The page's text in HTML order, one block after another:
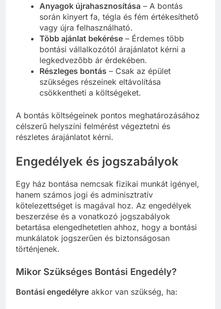
Anyagok újrahasznosítása – A bontás
során kinyert fa, tégla és fém értékesíthető
vagy újra felhasználható.
Több ajánlat bekérése – Érdemes több
bontási vállalkozótól árajánlatot kérni a
legkedvezőbb ár érdekében.
Részleges bontás – Csak az épület
szükséges részeinek eltávolítása
csökkentheti a költségeket.
A bontás költségeinek pontos meghatározásához
célszerű helyszíni felmérést végeztetni és
részletes árajánlatot kérni.
Engedélyek és jogszabályok
Egy ház bontása nemcsak fizikai munkát igényel,
hanem számos jogi és adminisztratív
kötelezettséget is magával hoz. Az engedélyek
beszerzése és a vonatkozó jogszabályok
betartása elengedhetetlen ahhoz, hogy a bontási
munkálatok jogszerűen és biztonságosan
történjenek.
Mikor Szükséges Bontási Engedély?
Bontási engedélyre akkor van szükség, ha: